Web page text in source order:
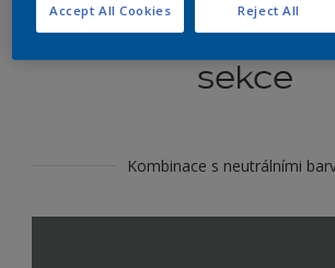
Koordinovat
sekce
Kombinace s neutrálními
Reject All
Accept All Cookies